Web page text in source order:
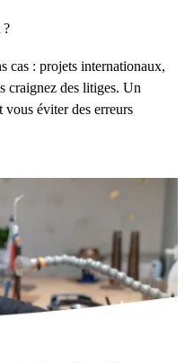
?
cas : projets internationaux,
craignez des litiges. Un
éviter des erreurs